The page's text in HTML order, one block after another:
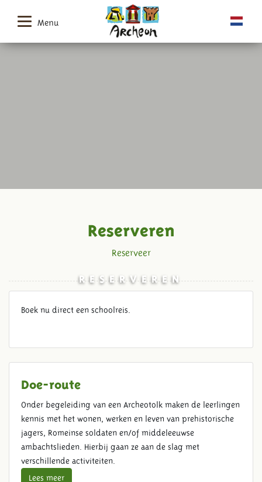
Menu
RESERVEREN
Reserveren
Reserveer
Boek nu direct een schoolreis.
Doe-route
Onder begeleiding van een Archeotolk maken de leerlingen
kennis met het wonen, werken en leven van prehistorische
jagers, Romeinse soldaten en/of middeleeuwse
ambachtslieden. Hierbij gaan ze aan de slag met
verschillende activiteiten.
Lees meer